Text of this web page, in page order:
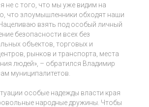
не с того, что мы уже видим на
что злоумышленники обходят наши
взять под особый личный
безопасности всех без
объектов, торговых и
рынков и транспорта, места
людей», – обратился Владимир
муниципалитетов.
особые надежды власти края
народные дружины. Чтобы